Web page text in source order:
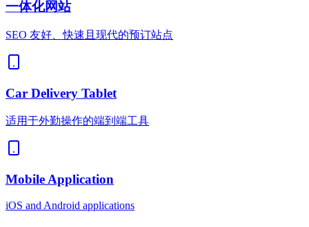
一体化网站
SEO 友好、快速且现代的预订站点
Car Delivery Tablet
适用于外勤操作的端到端工具
Mobile Application
iOS and Android applications